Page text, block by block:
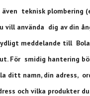
teknisk plombering
vill använda dig av din
meddelande till
För smidig hantering
ditt namn, din adress,
och vilka produkter